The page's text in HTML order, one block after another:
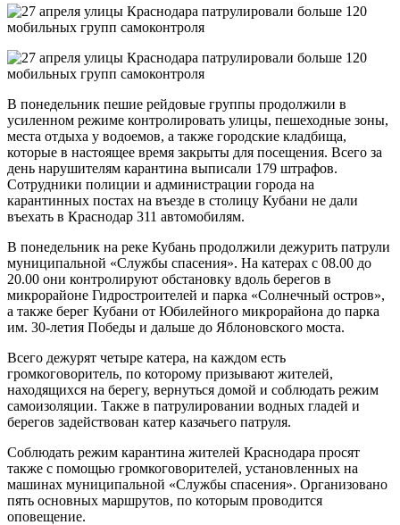
В понедельник пешие рейдовые группы продолжили в
усиленном режиме контролировать улицы, пешеходные зоны,
места отдыха у водоемов, а также городские кладбища,
которые в настоящее время закрыты для посещения. Всего за
день нарушителям карантина выписали 179 штрафов.
Сотрудники полиции и администрации города на
карантинных постах на въезде в столицу Кубани не дали
въехать в Краснодар 311 автомобилям.
В понедельник на реке Кубань продолжили дежурить патрули
муниципальной «Службы спасения». На катерах с 08.00 до
20.00 они контролируют обстановку вдоль берегов в
микрорайоне Гидростроителей и парка «Солнечный остров»,
а также берег Кубани от Юбилейного микрорайона до парка
им. 30-летия Победы и дальше до Яблоновского моста.
Всего дежурят четыре катера, на каждом есть
громкоговоритель, по которому призывают жителей,
находящихся на берегу, вернуться домой и соблюдать режим
самоизоляции. Также в патрулировании водных гладей и
берегов задействован катер казачьего патруля.
Соблюдать режим карантина жителей Краснодара просят
также с помощью громкоговорителей, установленных на
машинах муниципальной «Службы спасения». Организовано
пять основных маршрутов, по которым проводится
оповещение.